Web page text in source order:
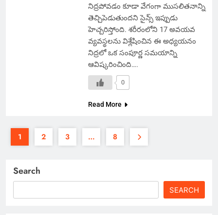
నిద్రపోవడం కూడా వేగంగా ముసలితనాన్ని
తెచ్చిపెడుతుందని సైన్స్ ఇప్పుడు
హెచ్చరిస్తోంది. శరీరంలోని 17 అవయవ
వ్యవస్థలను విశ్లేషించిన ఈ అధ్యయనం
నిద్రలో ఒక సంపూర్ణ సమయాన్ని
ఆవిష్కరించింది….
0
Read More
1 2 3 … 8
Search
SEARCH